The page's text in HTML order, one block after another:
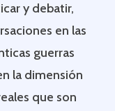
y debatir,
en las
guerras
la dimensión
que son